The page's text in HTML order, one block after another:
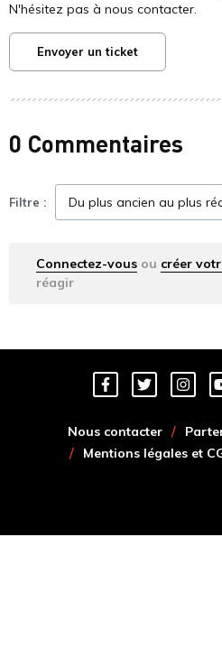
N'hésitez pas à nous contacter.
Envoyer un ticket
0 Commentaires
Filtre :
Connectez-vous ou créer
réagir
Nous contacter
Mentions légales et